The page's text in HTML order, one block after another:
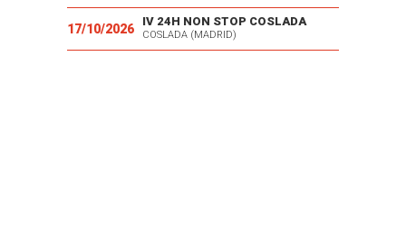
17/10/2026
IV 24H NON STOP COSLADA
COSLADA (MADRID)